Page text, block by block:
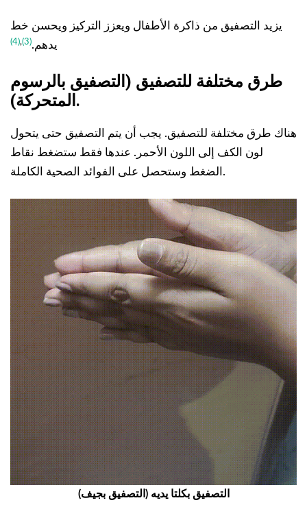
يزيد التصفيق من ذاكرة الأطفال ويعزز التركيز ويحسن خط
يدهم.(3)
,
(4)
طرق مختلفة للتصفيق (التصفيق بالرسوم
المتحركة).
هناك طرق مختلفة للتصفيق. يجب أن يتم التصفيق حتى يتحول
لون الكف إلى اللون الأحمر. عندها فقط ستضغط نقاط
الضغط وستحصل على الفوائد الصحية الكاملة.
التصفيق بكلتا يديه (التصفيق بجيف)